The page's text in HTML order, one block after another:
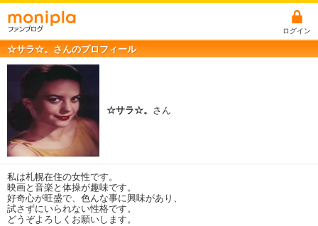
ログイン
☆サラ☆。さんのプロフィール
☆サラ☆。 さん
私は札幌在住の女性です。
映画と音楽と体操が趣味です。
好奇心が旺盛で、色んな事に興味があり、
試さずにいられない性格です。
どうぞよろしくお願いします。